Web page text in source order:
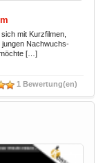
mit Kurzfilmen,
jungen Nachwuchs-
[…]
1 Bewertung(en)